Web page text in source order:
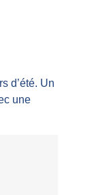
d’été. Un
une